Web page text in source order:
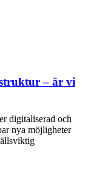
– är vi
digitaliserad och
nya möjligheter